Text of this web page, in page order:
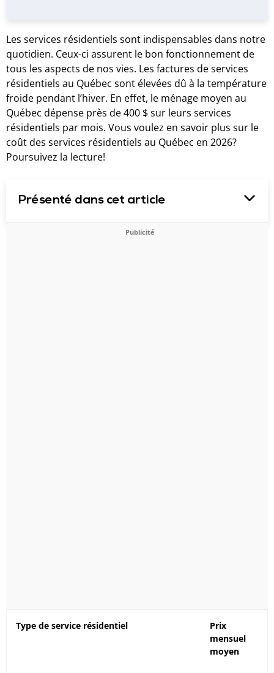
Les services résidentiels sont indispensables dans notre
quotidien. Ceux-ci assurent le bon fonctionnement de
tous les aspects de nos vies. Les factures de services
résidentiels au Québec sont élevées dû à la température
froide pendant l’hiver. En effet, le ménage moyen au
Québec dépense près de 400 $ sur leurs services
résidentiels par mois. Vous voulez en savoir plus sur le
coût des services résidentiels au Québec en 2026?
Poursuivez la lecture!
Présenté dans cet article
Publicité
Type de service résidentiel
Prix
mensuel
moyen